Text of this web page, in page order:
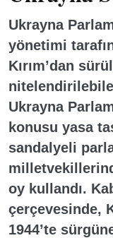
Ukrayna
yönetimi
Kırım’dan
Ukrayna
konusu yasa
sandalyeli
oy kullandı.
çerçevesinde,
1944’te